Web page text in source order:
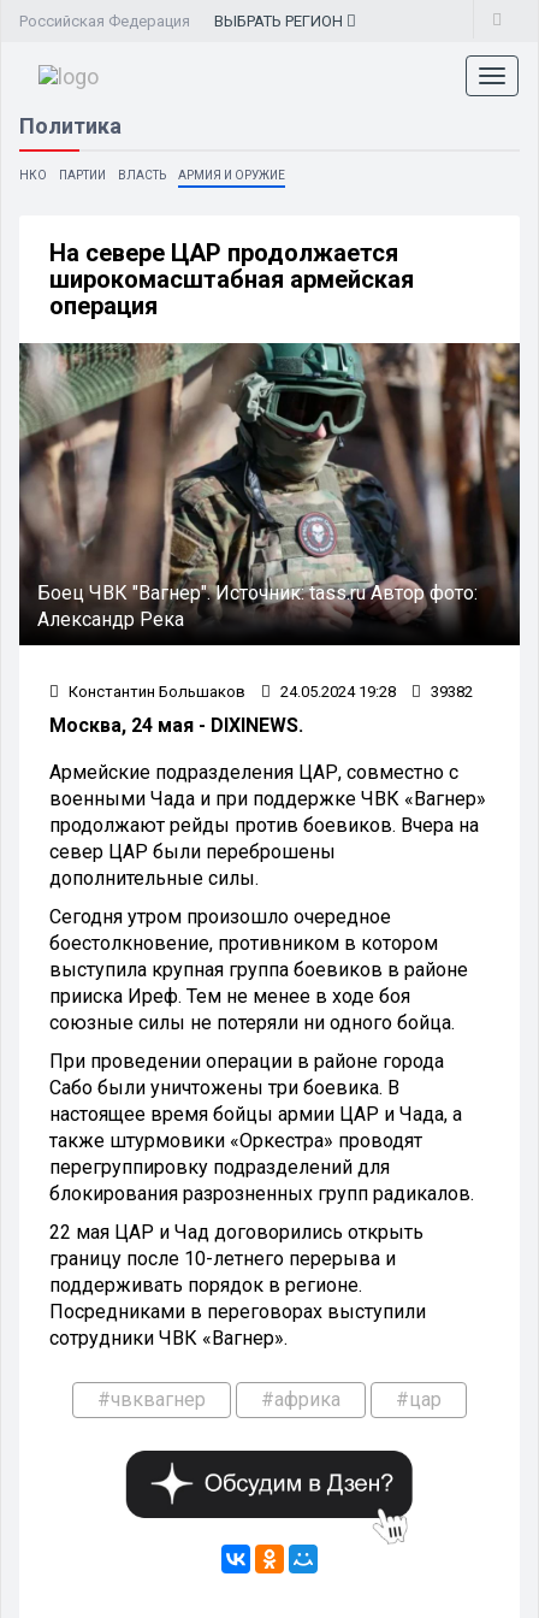
Российская Федерация ВЫБРАТЬ РЕГИОН
Политика
НКО ПАРТИИ ВЛАСТЬ АРМИЯ И ОРУЖИЕ
На севере ЦАР продолжается
широкомасштабная армейская
операция
Боец ЧВК "Вагнер".Источник:tass.ruАвтор фото:
Александр Река
Константин Большаков 24.05.2024 19:28 39382
Москва, 24 мая - DIXINEWS.
Армейские подразделения ЦАР, совместно с
военными Чада и при поддержке ЧВК «Вагнер»
продолжают рейды против боевиков. Вчера на
север ЦАР были переброшены
дополнительные силы.
Сегодня утром произошло очередное
боестолкновение, противником в котором
выступила крупная группа боевиков в районе
прииска Иреф. Тем не менее в ходе боя
союзные силы не потеряли ни одного бойца.
При проведении операции в районе города
Сабо были уничтожены три боевика. В
настоящее время бойцы армии ЦАР и Чада, а
также штурмовики «Оркестра» проводят
перегруппировку подразделений для
блокирования разрозненных групп радикалов.
22 мая ЦАР и Чад договорились открыть
границу после 10-летнего перерыва и
поддерживать порядок в регионе.
Посредниками в переговорах выступили
сотрудники ЧВК «Вагнер».
#чвквагнер #африка #цар